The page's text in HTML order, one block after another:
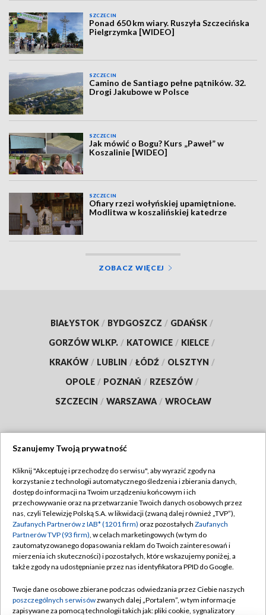
SZCZECIN
Ponad 650 km wiary. Ruszyła Szczecińska
Pielgrzymka [WIDEO]
SZCZECIN
Camino de Santiago pełne pątników. 32.
Drogi Jakubowe w Polsce
SZCZECIN
Jak mówić o Bogu? Kurs „Paweł” w
Koszalinie [WIDEO]
SZCZECIN
Ofiary rzezi wołyńskiej upamiętnione.
Modlitwa w koszalińskiej katedrze
ZOBACZ WIĘCEJ
BIAŁYSTOK / BYDGOSZCZ / GDAŃSK /
GORZÓW WLKP. / KATOWICE / KIELCE /
KRAKÓW / LUBLIN / ŁÓDŹ / OLSZTYN /
OPOLE / POZNAŃ / RZESZÓW /
SZCZECIN / WARSZAWA / WROCŁAW
TVP
Abonament TVP
Emisja w TVP
Centrum informacji TVP
Naziemna Telewizja Cyfrowa
Rada Programowa
Regulamin TVP
Polityka prywatności
Moje zgody
Pomoc
Kontakt
Szanujemy Twoją prywatność
Kliknij "Akceptuję i przechodzę do serwisu", aby wyrazić zgody na
korzystanie z technologii automatycznego śledzenia i zbierania danych,
dostęp do informacji na Twoim urządzeniu końcowym i ich
przechowywanie oraz na przetwarzanie Twoich danych osobowych przez
nas, czyli Telewizję Polską S.A. w likwidacji (zwaną dalej również „TVP”),
Zaufanych Partnerów z IAB* (1201 firm) oraz pozostałych Zaufanych
Partnerów TVP (93 firm), w celach marketingowych (w tym do
zautomatyzowanego dopasowania reklam do Twoich zainteresowań i
mierzenia ich skuteczności) i pozostałych, które wskazujemy poniżej, a
także zgody na udostępnianie przez nas identyfikatora PPID do Google.
Twoje dane osobowe zbierane podczas odwiedzania przez Ciebie naszych
poszczególnych serwisówzwanych dalej „Portalem”, w tym informacje
zapisywane za pomocą technologii takich jak: pliki cookie, sygnalizatory